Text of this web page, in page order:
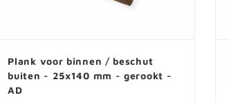
Plank voor binnen / beschut
buiten - 25x140 mm - gerookt -
AD